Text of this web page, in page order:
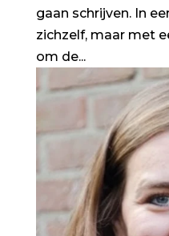
gaan schrijven. In
zichzelf, maar met
om de...